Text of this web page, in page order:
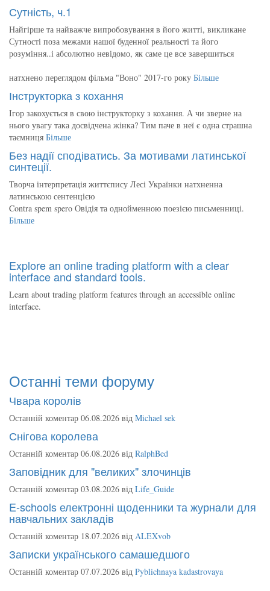
Сутність, ч.1
Найгірше та найважче випробовування в його житті, викликане
Сутності поза межами нашої буденної реальності та його
розуміння..і абсолютно невідомо, як саме це все завершиться
натхнено переглядом фільма "Воно" 2017-го року Більше
Інструкторка з кохання
Ігор закохується в свою інструкторку з кохання. А чи зверне на
нього увагу така досвідчена жінка? Тим паче в неї є одна страшна
таємниця Більше
Без надії сподіватись. За мотивами латинської
синтеції.
Творча інтерпретація життєпису Лесі Українки натхненна
латинською сентенцією
Contra spem spero Овідія та однойменною поезією письменниці.
Більше
Explore an online trading platform with a clear
interface and standard tools.
Learn about trading platform features through an accessible online
interface.
Останні теми форуму
Чвара королів
Останній коментар 06.08.2026 від Michael sek
Снігова королева
Останній коментар 06.08.2026 від RalphBed
Заповідник для "великих" злочинців
Останній коментар 03.08.2026 від Life_Guide
E-schools електронні щоденники та журнали для
навчальних закладів
Останній коментар 18.07.2026 від ALEXvob
Записки українського самашедшого
Останній коментар 07.07.2026 від Pyblichnaya kadastrovaya